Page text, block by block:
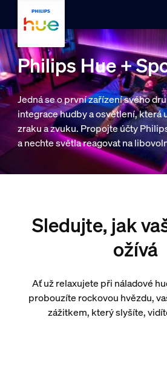
Philips Hue +
Jedná se o první zařízení svého
integrace hudby a osvětlení,
zraku a zvuku. Propojte účty
a nechte světla reagovat na
Sledujte, jak
ožívá
Ať už relaxujete při náladové
probouzíte rockovou hvězdu,
zážitkem, který slyšíte,